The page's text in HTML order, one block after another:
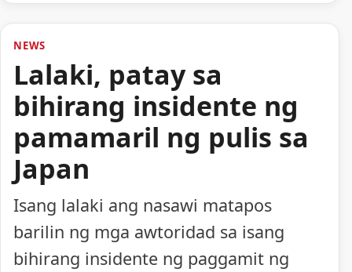
NEWS
Lalaki, patay sa
bihirang insidente ng
pamamaril ng pulis sa
Japan
Isang lalaki ang nasawi matapos
barilin ng mga awtoridad sa isang
bihirang insidente ng paggamit ng